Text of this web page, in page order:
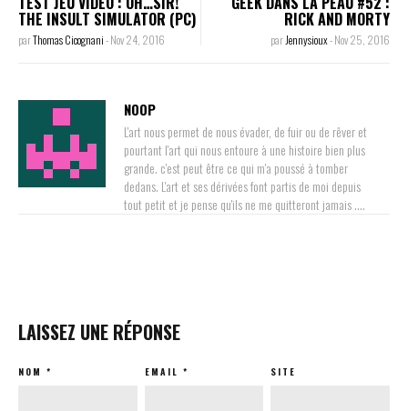
THE INSULT SIMULATOR (PC)
parThomas Cicognani-Nov 24, 2016
RICK AND MORTY
parJennysioux-Nov 25, 2016
NOOP
L'art nous permet de nous évader, de fuir ou de rêver et
pourtant l'art qui nous entoure à une histoire bien plus
grande. c'est peut être ce qui m'a poussé à tomber
dedans. L'art et ses dérivées font partis de moi depuis
tout petit et je pense qu'ils ne me quitteront jamais ....
LAISSEZ UNE RÉPONSE
NOM * EMAIL * SITE